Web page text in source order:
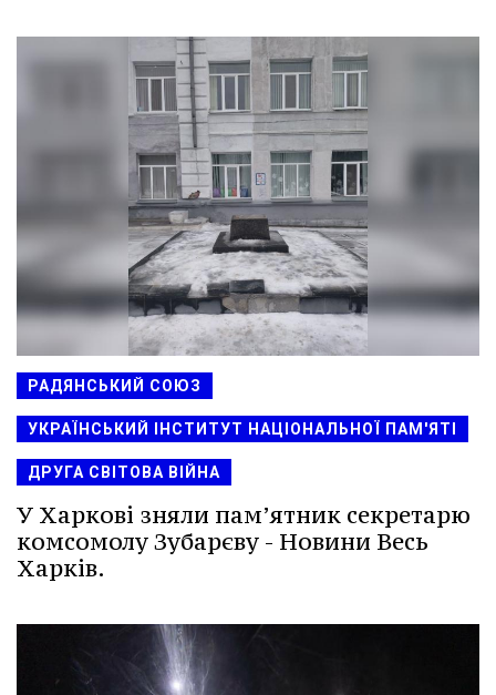
РАДЯНСЬКИЙ СОЮЗ
УКРАЇНСЬКИЙ ІНСТИТУТ НАЦІОНАЛЬНОЇ ПАМ'ЯТІ
ДРУГА СВІТОВА ВІЙНА
У Харкові зняли пам’ятник секретарю
комсомолу Зубарєву - Новини Весь
Харків.